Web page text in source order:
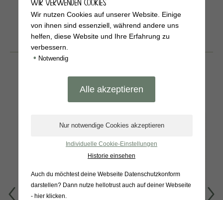
WIR VERWENDEN COOKIES
Wir nutzen Cookies auf unserer Website. Einige
von ihnen sind essenziell, während andere uns
helfen, diese Website und Ihre Erfahrung zu
verbessern.
• Notwendig
Individuelle Cookie-Einstellungen
Historie einsehen
Auch du möchtest deine Webseite Datenschutzkonform
darstellen? Dann nutze hellotrust auch auf deiner Webseite
- hier klicken.